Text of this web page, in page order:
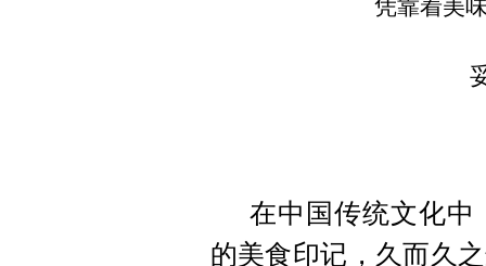
凭靠着美
在中国传统文化中
的美食印记，久而久